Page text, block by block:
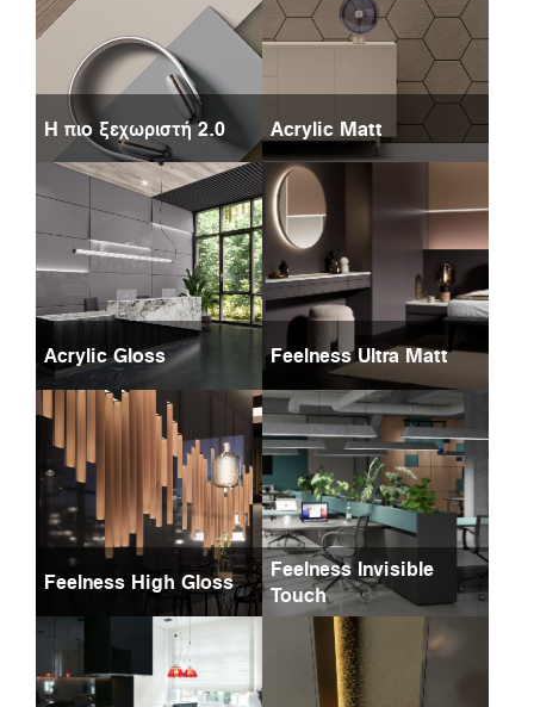
Η πιο ξεχωριστή 2.0 Acrylic Matt
Acrylic Gloss Feelness Ultra Matt
Feelness High Gloss
Feelness Invisible
Touch